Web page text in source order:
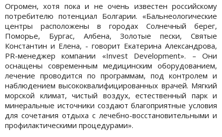
Огромен, хотя пока и не очень известен российскому
потребителю потенциал Болгарии. «Бальнеологические
центры расположены в городах Солнечный берег,
Поморье, Бургас, Албена, Золотые пески, Святые
Константин и Елена, - говорит Екатерина Александрова,
PR-менеджер компании «Invest Development». – Они
оснащены современным медицинским оборудованием,
лечение проводится по программам, под контролем и
наблюдением высококвалифицированных врачей. Мягкий
морской климат, чистый воздух, естественный парк и
минеральные источники создают благоприятные условия
для сочетания отдыха с лечебно-восстановительными и
профилактическими процедурами».